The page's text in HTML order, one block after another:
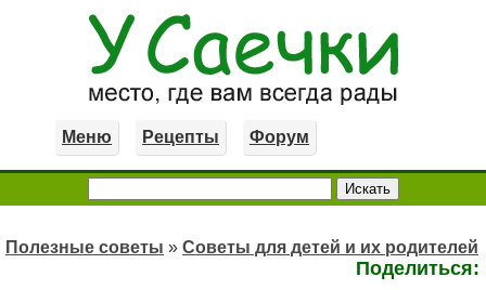
Меню Рецепты Форум
Полезные советы » Советы для детей и их родителей
Поделиться: